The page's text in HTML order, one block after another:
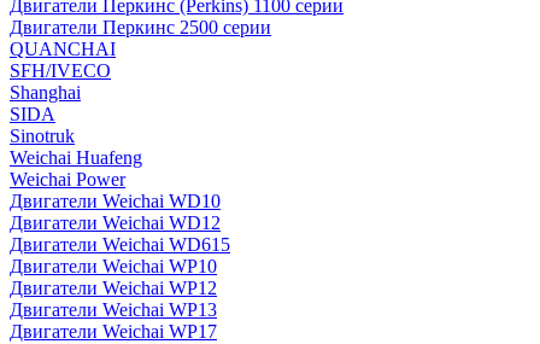
Двигатели Перкинс (Perkins) 1100 серии
Двигатели Перкинс 2500 серии
QUANCHAI
SFH/IVECO
Shanghai
SIDA
Sinotruk
Weichai Huafeng
Weichai Power
Двигатели Weichai WD10
Двигатели Weichai WD12
Двигатели Weichai WD615
Двигатели Weichai WP10
Двигатели Weichai WP12
Двигатели Weichai WP13
Двигатели Weichai WP17